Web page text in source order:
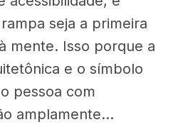
seja a primeira
mente. Isso porque a
e o símbolo
pessoa com
amplamente…